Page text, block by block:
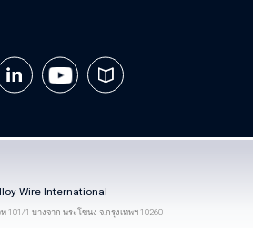
Wire International
101/1 บางจาก พระโขนง จ.กรุงเทพฯ 10260